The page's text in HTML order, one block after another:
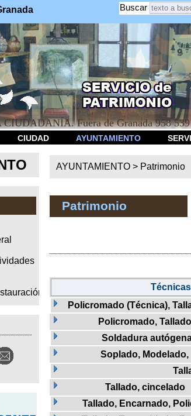
Buscar
Fuera de Granada 958
CIUDAD AYUNTAMIENTO
AYUNTAMIENTO > Patrimonio
Patrimonio
Técnicas
Policromado (Técnica),
Policromado, Tallado
Soldadura
Soplado, Modelado,
Tallado, cincelado
Tallado, Encarnado,